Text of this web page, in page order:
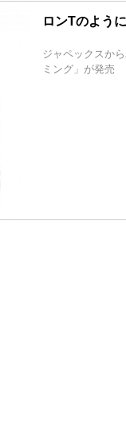
ロンTのよう
ジャペックスか
ミング」が発売